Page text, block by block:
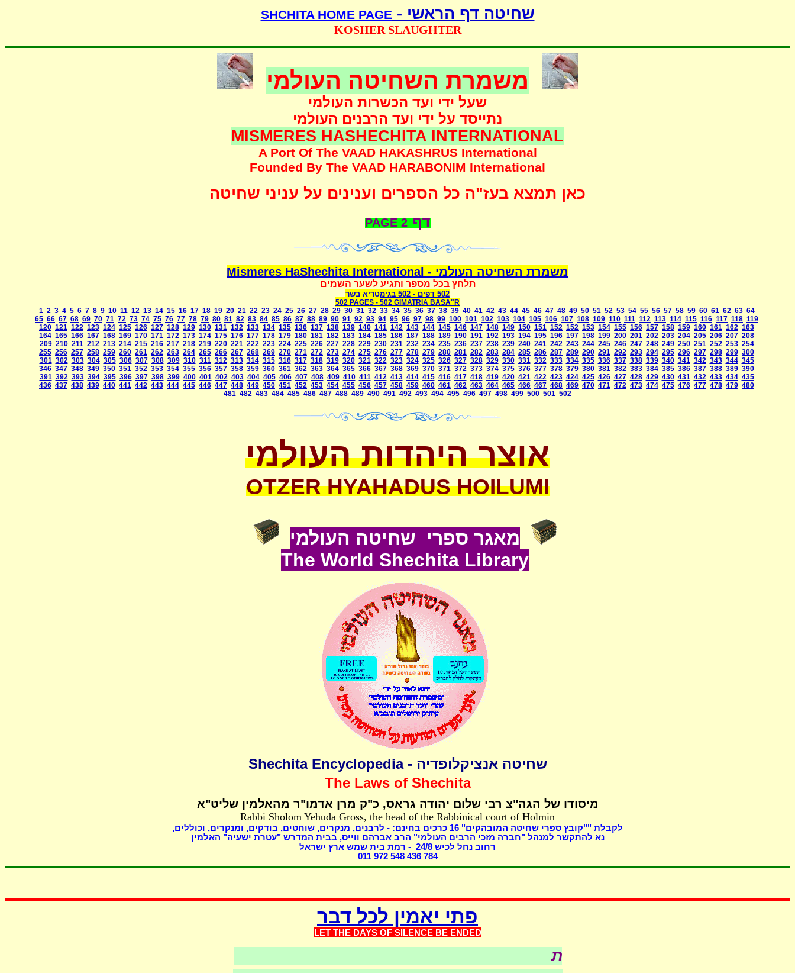
שחיטה דף הראשי -SHCHITA HOME PAGE
KOSHER SLAUGHTER
משמרת השחיטה העולמי
שעל ידי ועד הכשרות העולמי
נתייסד על ידי ועד הרבנים העולמי
MISMERES HASHECHITA INTERNATIONAL
A Port Of The VAAD HAKASHRUS International
Founded By The VAAD HARABONIM International
כאן תמצא בעז"ה כל הספרים וענינים על עניני שחיטה
דף 2
PAGE
משמרת השחיטה העולמי - Mismeres HaShechita International
תלחץ בכל מספר ותגיע לשער השמים
502 דפים - 502 בגימטריא בשר
502 PAGES - 502 GIMATRIA BASA"R
1 2 3 4 5 6 7 8 9 10 11 12 13 14 15 16 17 18 19 20 21 22 23 24 25 26 27 28 29 30 31 32 33 34 35 36 37 38 39 40 41 42 43 44 45 46 47 48 49 50 51 52 53 54 55 56 57 58 59 60 61 62 63 64
65 66 67 68 69 70 71 72 73 74 75 76 77 78 79 80 81 82 83 84 85 86 87 88 89 90 91 92 93 94 95 96 97 98 99 100 101 102 103 104 105 106 107 108 109 110 111 112 113 114 115 116 117 118 119
120 121 122 123 124 125 126 127 128 129 130 131 132 133 134 135 136 137 138 139 140 141 142 143 144 145 146 147 148 149 150 151 152 152 153 154 155 156 157 158 159 160 161 162 163
164 165 166 167 168 169 170 171 172 173 174 175 176 177 178 179 180 181 182 183 184 185 186 187 188 189 190 191 192 193 194 195 196 197 198 199 200 201 202 203 204 205 206 207 208
209 210 211 212 213 214 215 216 217 218 219 220 221 222 223 224 225 226 227 228 229 230 231 232 234 235 236 237 238 239 240 241 242 243 244 245 246 247 248 249 250 251 252 253 254
255 256 257 258 259 260 261 262 263 264 265 266 267 268 269 270 271 272 273 274 275 276 277 278 279 280 281 282 283 284 285 286 287 289 290 291 292 293 294 295 296 297 298 299 300
301 302 303 304 305 306 307 308 309 310 311 312 313 314 315 316 317 318 319 320 321 322 323 324 325 326 327 328 329 330 331 332 333 334 335 336 337 338 339 340 341 342 343 344 345
346 347 348 349 350 351 352 353 354 355 356 357 358 359 360 361 362 363 364 365 366 367 368 369 370 371 372 373 374 375 376 377 378 379 380 381 382 383 384 385 386 387 388 389 390
391 392 393 394 395 396 397 398 399 400 401 402 403 404 405 406 407 408 409 410 411 412 413 414 415 416 417 418 419 420 421 422 423 424 425 426 427 428 429 430 431 432 433 434 435
436 437 438 439 440 441 442 443 444 445 446 447 448 449 450 451 452 453 454 455 456 457 458 459 460 461 462 463 464 465 466 467 468 469 470 471 472 473 474 475 476 477 478 479 480
481 482 483 484 485 486 487 488 489 490 491 492 493 494 495 496 497 498 499 500 501 502
אוצר היהדות העולמי
OTZER HYAHADUS HOILUMI
מאגר ספרי שחיטה העולמי
The World Shechita Library
שחיטה אנציקלופדיה - Shechita Encyclopedia
The Laws of Shechita
מיסודו של הגה"צ רבי שלום יהודה גראס, כ"ק מרן אדמו"ר מהאלמין שליט"א
Rabbi Sholom Yehuda Gross, the head of the Rabbinical court of Holmin
לקבלת ""קובץ ספרי שחיטה המובהקים" כרכים בחינם: - לרבנים, מנקרים, שוחטים, בודקים, ומנקרים, וכוללים,
נא להתקשר למנהל "חברה מזכי הרבים העולמי" הרב אברהם ווייס, בבית המדרש "עטרת ישעיה" האלמין
רחוב נחל לכיש 24/ 8
- רמת בית שמש ארץ ישראל
011 972 548 436 784
פתי יאמין לכל דבר
LET THE DAYS OF SILENCE BE ENDED
כל עניני כשרות